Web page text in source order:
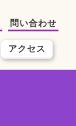
アクセス
問い合わせ